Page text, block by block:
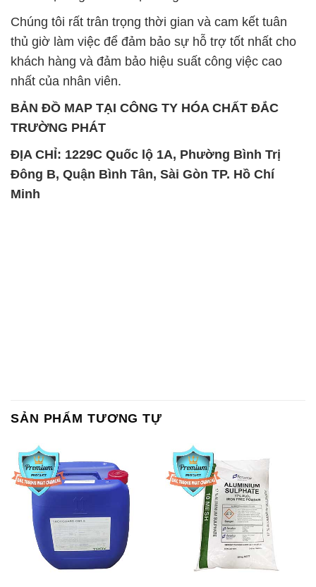
Chúng tôi rất trân trọng thời gian và cam kết tuân
thủ giờ làm việc để đảm bảo sự hỗ trợ tốt nhất cho
khách hàng và đảm bảo hiệu suất công việc cao
nhất của nhân viên.
BẢN ĐỒ MAP TẠI CÔNG TY HÓA CHẤT ĐẮC
TRƯỜNG PHÁT
ĐỊA CHỈ: 1229C Quốc lộ 1A, Phường Bình Trị
Đông B, Quận Bình Tân, Sài Gòn TP. Hồ Chí
Minh
SẢN PHẨM TƯƠNG TỰ